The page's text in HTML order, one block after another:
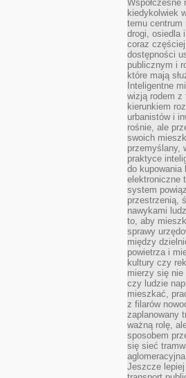
kiedykolwiek
temu centrum
drogi, osiedla
coraz
dostępności
publicznym i
które mają
Inteligentne
wizją rodem z
kierunkiem
urbanistów i
rośnie, ale
swoich
przemyślany,
praktyce
do
elektroniczne
system
przestrzenią,
nawykami
to, aby
sprawy
między
powietrza i
kultury czy
mierzy się
czy ludzie
mieszkać,
z filarów
zaplanowany
ważną rolę,
sposobem
się sieć
Jeszcze